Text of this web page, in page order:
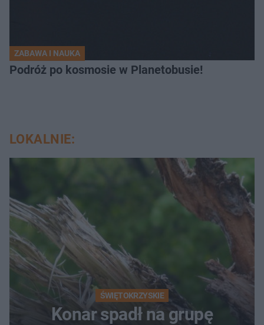
ZABAWA I NAUKA
Podróż po kosmosie w Planetobusie!
LOKALNIE:
ŚWIĘTOKRZYSKIE
Konar spadł na grupę